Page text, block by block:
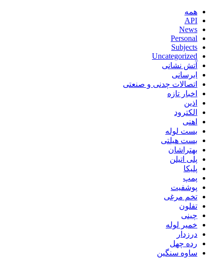
همه
API
News
Personal
Subjects
Uncategorized
آتش نشانی
ابرسانی
اتصالات چدنی و صنعتی
اخبار تازه
اذین
الکترود
اهنی
بست لوله
بست هیلتی
بهتراشان
پلی اتیلن
پلیکا
پمپ
پوشفیت
تخم مرغی
تفلون
چینی
خمیر لوله
درزدار
رده چهل
ساوه سنگین